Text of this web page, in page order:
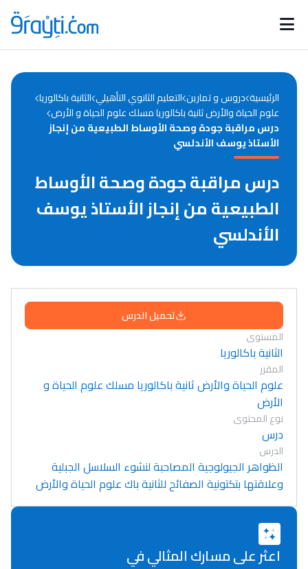
Catégories
d'actualités
Annonces bourses
الرئيسية دروس و تمارين التعليم الثانوي التأهيلي الثانية باكالوريا
علوم الحياة والأرض ثانية باكالوريا مسلك علوم الحياة و الأرض
درس مراقبة جودة وصحة الأوساط الطبیعیة من إنجاز
الأستاذ یوسف الأندلسي
درس مراقبة جودة وصحة الأوساط
الطبیعیة من إنجاز الأستاذ یوسف
الأندلسي
تحميل الدرس
المستوى
الثانية باكالوريا
المقرر
علوم الحياة والأرض ثانية باكالوريا مسلك علوم الحياة و
الأرض
نوع المحتوى
درس
الدرس
الظواهر الجيولوجية المصاحبة لنشوء السلاسل الجبلية
وعلاقتها بتكتونية الصفائح للثانية باك علوم الحياة والأرض
اعثر على مسارك المثالي في